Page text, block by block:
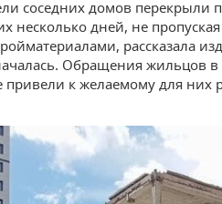
соседних домов перекрыли
несколько дней, не
рассказала
Обращения жильцов
привели к желаемому для них